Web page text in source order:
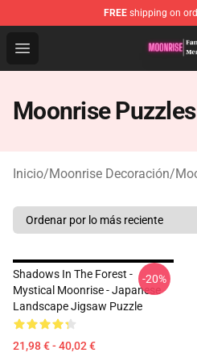
FREE shipping on
Open menu
Moonrise Store - Official
Moonrise Puzzles
Inicio/Moonrise Decoración/
Shadows In The Forest -
Mystical Moonrise - Japanese
Landscape Jigsaw Puzzle
21,98 € - 40,02 €
-20%